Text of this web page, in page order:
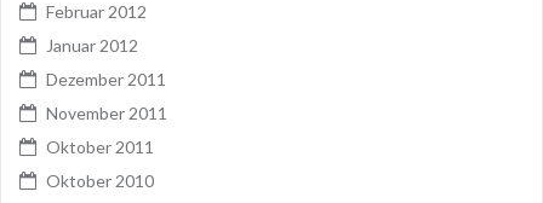
Februar 2012
Januar 2012
Dezember 2011
November 2011
Oktober 2011
Oktober 2010